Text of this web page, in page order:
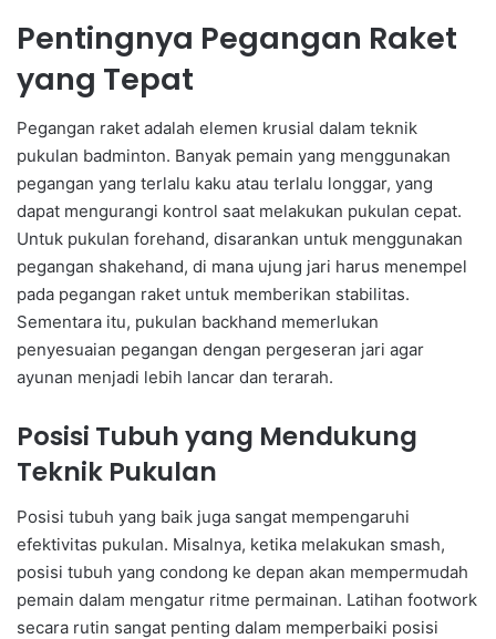
Pentingnya Pegangan Raket
yang Tepat
Pegangan raket adalah elemen krusial dalam teknik
pukulan badminton. Banyak pemain yang menggunakan
pegangan yang terlalu kaku atau terlalu longgar, yang
dapat mengurangi kontrol saat melakukan pukulan cepat.
Untuk pukulan forehand, disarankan untuk menggunakan
pegangan shakehand, di mana ujung jari harus menempel
pada pegangan raket untuk memberikan stabilitas.
Sementara itu, pukulan backhand memerlukan
penyesuaian pegangan dengan pergeseran jari agar
ayunan menjadi lebih lancar dan terarah.
Posisi Tubuh yang Mendukung
Teknik Pukulan
Posisi tubuh yang baik juga sangat mempengaruhi
efektivitas pukulan. Misalnya, ketika melakukan smash,
posisi tubuh yang condong ke depan akan mempermudah
pemain dalam mengatur ritme permainan. Latihan footwork
secara rutin sangat penting dalam memperbaiki posisi